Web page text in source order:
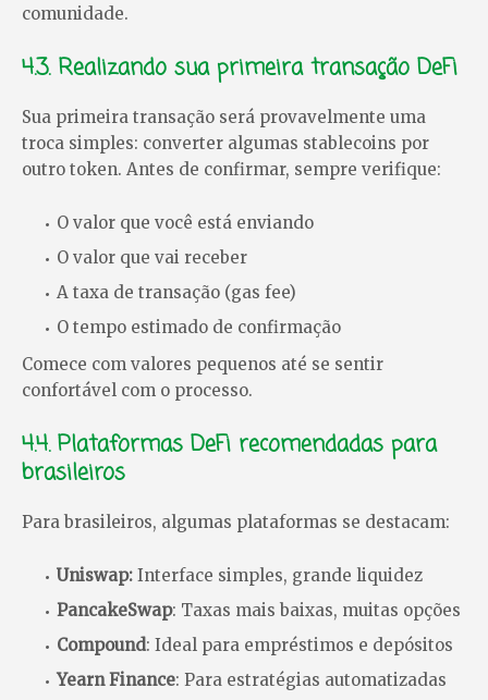
comunidade.
4.3. Realizando sua primeira transação DeFi
Sua primeira transação será provavelmente uma
troca simples: converter algumas stablecoins por
outro token. Antes de confirmar, sempre verifique:
O valor que você está enviando
O valor que vai receber
A taxa de transação (gas fee)
O tempo estimado de confirmação
Comece com valores pequenos até se sentir
confortável com o processo.
4.4. Plataformas DeFi recomendadas para
brasileiros
Para brasileiros, algumas plataformas se destacam:
Uniswap: Interface simples, grande liquidez
PancakeSwap: Taxas mais baixas, muitas opções
Compound: Ideal para empréstimos e depósitos
Yearn Finance: Para estratégias automatizadas